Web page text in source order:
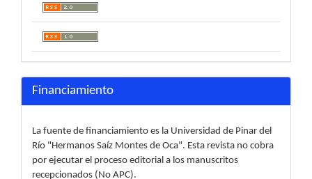
Financiamiento
La fuente de financiamiento es la Universidad de Pinar del
Río "Hermanos Saíz Montes de Oca". Esta revista no cobra
por ejecutar el proceso editorial a los manuscritos
recepcionados (No APC).